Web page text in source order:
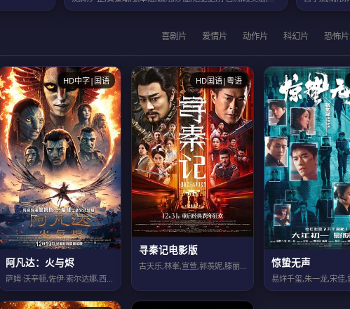
喜剧片 爱情片 动作片 科幻片 恐怖片
HD中字|国语
阿凡达：火与烬
萨姆·沃辛顿,佐伊·索尔达娜,西格妮·韦弗,史蒂芬·朗,奥娜·卓别林,大卫·休里...
HD国语|粤语
寻秦记电影版
古天乐,林峯,宣萱,郭羡妮,滕丽名,白百何,苗侨伟,张继聪,朱鉴然,吴樾,洪天明... 惊蛰无声